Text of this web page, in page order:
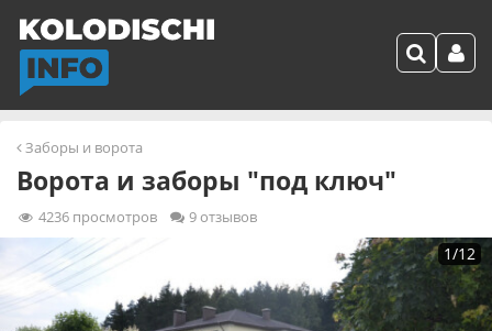
Заборы и ворота
Ворота и заборы "под ключ"
4236 просмотров 9 отзывов